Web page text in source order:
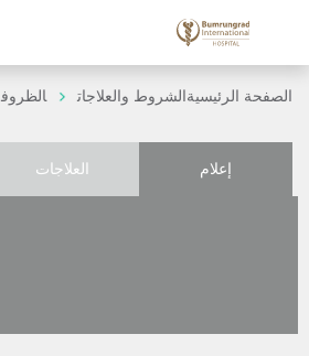
الصفحة الرئيسيةالشروط والعلاجات الظروف
إعلام العلاجات